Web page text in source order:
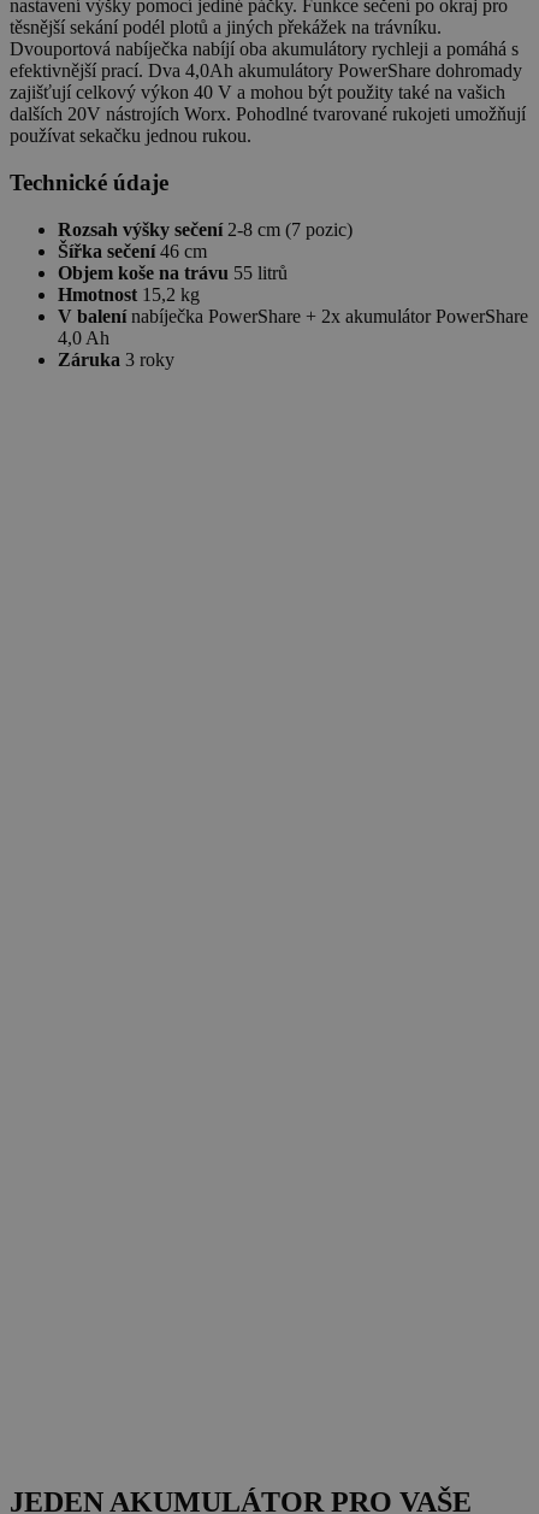
nastavení výšky pomocí jediné páčky. Funkce sečení po okraj pro
těsnější sekání podél plotů a jiných překážek na trávníku.
Dvouportová nabíječka nabíjí oba akumulátory rychleji a pomáhá s
efektivnější prací. Dva 4,0Ah akumulátory PowerShare dohromady
zajišťují celkový výkon 40 V a mohou být použity také na vašich
dalších 20V nástrojích Worx. Pohodlné tvarované rukojeti umožňují
používat sekačku jednou rukou.
Technické údaje
Rozsah výšky sečení2-8 cm (7 pozic)
Šířka sečení46 cm
Objem koše na trávu 55 litrů
Hmotnost 15,2 kg
V balenínabíječka PowerShare + 2x akumulátor PowerShare
4,0 Ah
Záruka 3 roky
JEDEN AKUMULÁTOR PRO VAŠE